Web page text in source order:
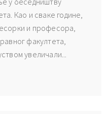
Као и сваке године,
и професора,
факултета,
увеличали...